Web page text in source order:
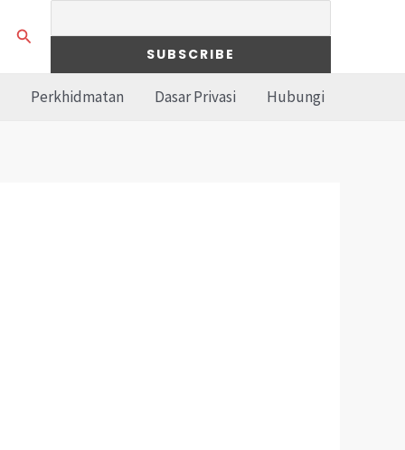
Search
Perkhidmatan Dasar Privasi Hubungi